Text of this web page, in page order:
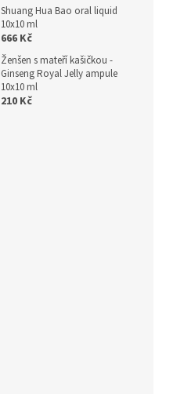
Shuang Hua Bao oral liquid
10x10 ml
666 Kč
Ženšen s mateří kašičkou -
Ginseng Royal Jelly ampule
10x10 ml
210 Kč